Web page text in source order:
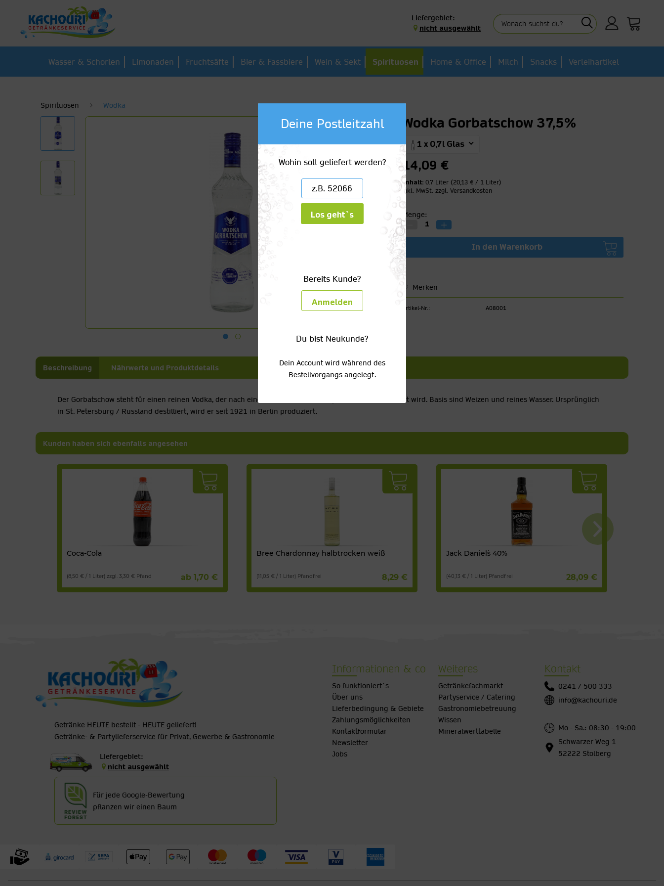
Liefergebiet:
nicht ausgewählt
Wasser & Schorlen Limonaden Fruchtsäfte Bier & Fassbiere Wein & Sekt Spirituosen Home & Office Milch Snacks Verleihartikel
Spirituosen Wodka
Wodka Gorbatschow 37,5%
1 x 0,7l Glas
14,09 €
Inhalt: 0.7 Liter (20,13 € / 1 Liter)
inkl. MwSt. zzgl. Versandkosten
Menge:
In den Warenkorb
Merken
Artikel-Nr.: A08001
Beschreibung Nährwerte und Produktdetails
Der Gorbatschow steht für einen reinen Vodka, der nach einem überlieferten Rezept vierfach kältefiltriert wird. Basis sind Weizen und reines Wasser. Ursprünglich
in St. Petersburg / Russland destilliert, wird er seit 1921 in Berlin produziert.
Kunden haben sich ebenfalls angesehen
Coca-Cola
(8,50 € / 1 Liter) zzgl. 3,30 € Pfand ab 1,70 €
Bree Chardonnay halbtrocken weiß
(11,05 € / 1 Liter) Pfandfrei 8,29 €
Jack Daniel`s 40%
(40,13 € / 1 Liter) Pfandfrei 28,09 €
Getränke HEUTE bestellt - HEUTE geliefert!
Getränke- & Partylieferservice für Privat, Gewerbe & Gastronomie
Liefergebiet:
nicht ausgewählt
Für jede Google-Bewertung
pflanzen wir einen Baum
Informationen & co
So funktioniert´s
Über uns
Lieferbedingung & Gebiete
Zahlungsmöglichkeiten
Kontaktformular
Newsletter
Jobs
Weiteres
Getränkefachmarkt
Partyservice / Catering
Gastronomiebetreuung
Wissen
Mineralwerttabelle
Kontakt
0241 / 500 333
info@kachouri.de
Mo - Sa.: 08:30 - 19:00
Schwarzer Weg 1
52222 Stolberg
Deine Postleitzahl
Wohin soll geliefert werden?
Los geht`s
Bereits Kunde?
Anmelden
Du bist Neukunde?
Dein Account wird während des
Bestellvorgangs angelegt.